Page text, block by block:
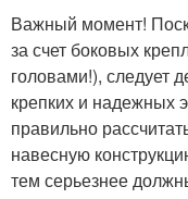
Важный момент!
за счет боковых
головами!), следует
крепких и надежных
правильно
навесную
тем серьезнее